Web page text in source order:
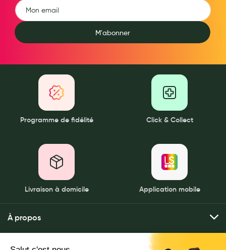
M'abonner
Programme de fidélité Click & Collect
Livraison à domicile Application mobile
À propos
Qui sommes-nous ?
Mes services